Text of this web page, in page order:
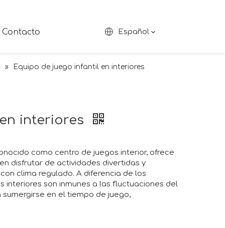
Contacto Español
» Equipo de juego infantil en interiores
interiores
como centro de juegos interior, ofrece
disfrutar de actividades divertidas y
clima regulado. A diferencia de los
interiores son inmunes a las fluctuaciones del
en el tiempo de juego,